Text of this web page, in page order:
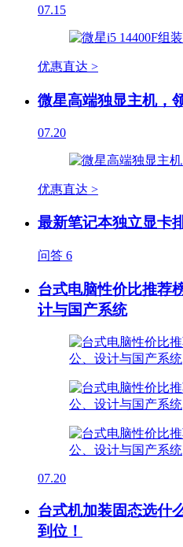
07.15
优惠直达 >
微星高端独显主机，
07.20
优惠直达 >
最新笔记本独立显卡
问答 6
台式电脑性价比推荐
计与国产系统
07.20
台式机加装固态选什
到位！